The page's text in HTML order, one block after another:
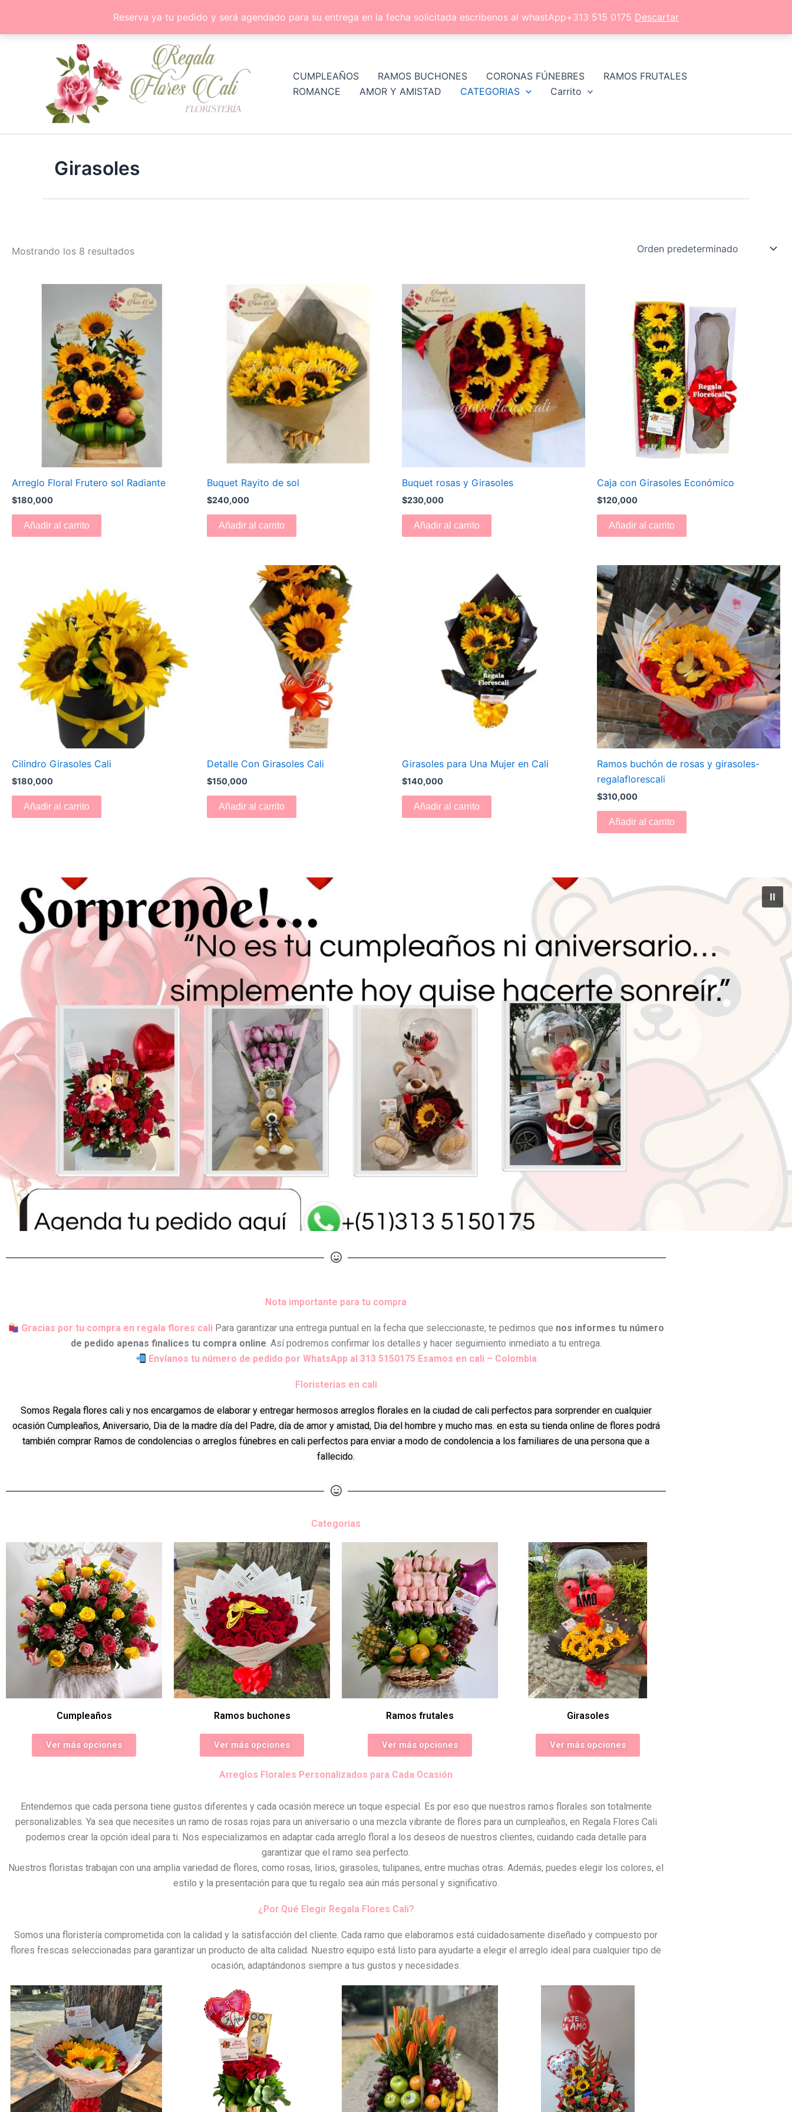
Reserva ya tu pedido y será agendado para su entrega en la fecha solicitada escribenos al whastApp+313 515 0175 Descartar
contenido
CUMPLEAÑOS RAMOS BUCHONES CORONAS FÚNEBRES
RAMOS FRUTALES
ROMANCE
AMOR Y AMISTAD CATEGORIAS Carrito
Girasoles
Mostrando los 8 resultados
Arreglo Floral Frutero sol Radiante
$180,000
Añadir al carrito
Buquet Rayito de sol
$240,000
Añadir al carrito
Buquet rosas y Girasoles
$230,000
Añadir al carrito
Caja con Girasoles Económico
$120,000
Añadir al carrito
Cilindro Girasoles Cali
$180,000
Añadir al carrito
Detalle Con Girasoles Cali
$150,000
Añadir al carrito
Girasoles para Una Mujer en Cali
$140,000
Añadir al carrito
Ramos buchón de rosas y girasoles-
regalaflorescali
$310,000
Añadir al carrito
Nota importante para tu compra
Gracias por tu compra en regala flores cali Para garantizar una entrega puntual en la fecha que seleccionaste, te pedimos que nos informes tu número
de pedido apenas finalices tu compra online. Así podremos confirmar los detalles y hacer seguimiento inmediato a tu entrega.
Envíanos tu número de pedido por WhatsApp al 313 5150175 Esamos en cali – Colombia
Floristerias en cali
Somos Regala flores cali y nos encargamos de elaborar y entregar hermosos arreglos florales en la ciudad de cali perfectos para sorprender en cualquier
ocasión Cumpleaños, Aniversario, Dia de la madre día del Padre, día de amor y amistad, Dia del hombre y mucho mas. en esta su tienda online de flores podrá
también comprar Ramos de condolencias o arreglos fúnebres en cali perfectos para enviar a modo de condolencia a los familiares de una persona que a
fallecido.
Categorias
Cumpleaños
Ver más opciones
Ramos buchones
Ver más opciones
Ramos frutales
Ver más opciones
Girasoles
Ver más opciones
Arreglos Florales Personalizados para Cada Ocasión
Entendemos que cada persona tiene gustos diferentes y cada ocasión merece un toque especial. Es por eso que nuestros ramos florales son totalmente
personalizables. Ya sea que necesites un ramo de rosas rojas para un aniversario o una mezcla vibrante de flores para un cumpleaños, en Regala Flores Cali
podemos crear la opción ideal para ti. Nos especializamos en adaptar cada arreglo floral a los deseos de nuestros clientes, cuidando cada detalle para
garantizar que el ramo sea perfecto.
Nuestros floristas trabajan con una amplia variedad de flores, como rosas, lirios, girasoles, tulipanes, entre muchas otras. Además, puedes elegir los colores, el
estilo y la presentación para que tu regalo sea aún más personal y significativo.
¿Por Qué Elegir Regala Flores Cali?
Somos una floristería comprometida con la calidad y la satisfacción del cliente. Cada ramo que elaboramos está cuidadosamente diseñado y compuesto por
flores frescas seleccionadas para garantizar un producto de alta calidad. Nuestro equipo está listo para ayudarte a elegir el arreglo ideal para cualquier tipo de
ocasión, adaptándonos siempre a tus gustos y necesidades.